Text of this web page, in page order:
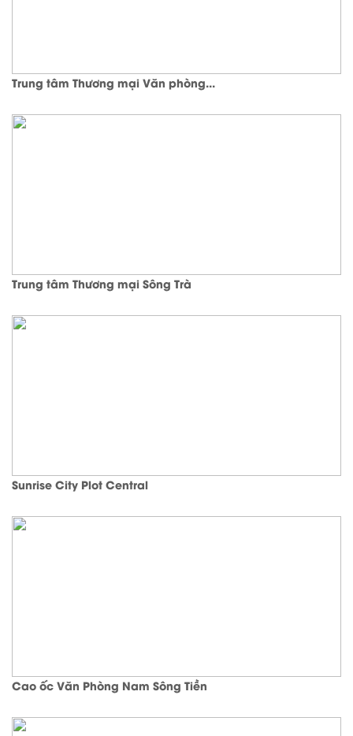
Trung tâm Thương mại Văn phòng...
Trung tâm Thương mại Sông Trà
Sunrise City Plot Central
Cao ốc Văn Phòng Nam Sông Tiền